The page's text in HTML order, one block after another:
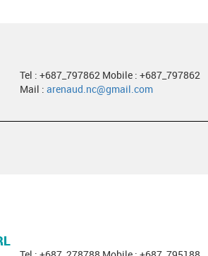
Tel : +687_797862 Mobile : +687_797862
Mail : arenaud.nc@gmail.com